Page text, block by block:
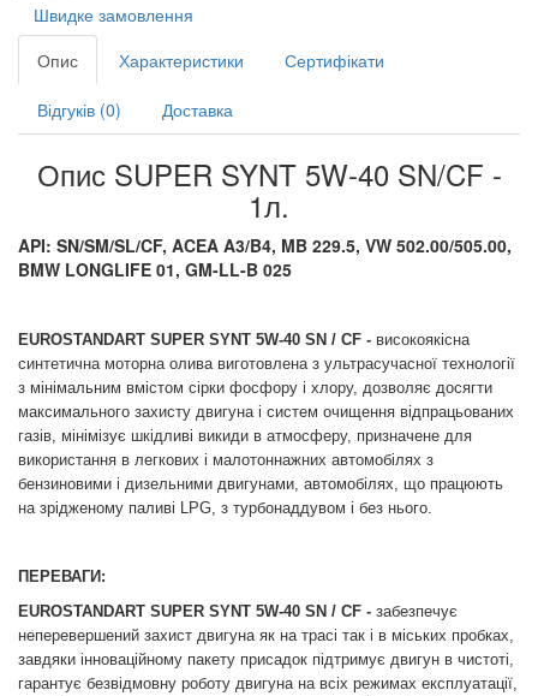
Швидке замовлення
Опис
Характеристики Сертифікати
Відгуків (0) Доставка
Опис SUPER SYNT 5W-40 SN/CF -
1л.
API: SN/SM/SL/CF, ACEA A3/B4, MB 229.5, VW 502.00/505.00,
BMW LONGLIFE 01, GM-LL-B 025
EUROSTANDART SUPER SYNT 5W-40 SN / CF - високоякісна
синтетична моторна олива виготовлена з ультрасучасної технології
з мінімальним вмістом сірки фосфору і хлору, дозволяє досягти
максимального захисту двигуна і систем очищення відпрацьованих
газів, мінімізує шкідливі викиди в атмосферу, призначене для
використання в легкових і малотоннажних автомобілях з
бензиновими і дизельними двигунами, автомобілях, що працюють
на зрідженому паливі LPG, з турбонаддувом і без нього.
ПЕРЕВАГИ:
EUROSTANDART SUPER SYNT 5W-40 SN / CF - забезпечує
неперевершений захист двигуна як на трасі так і в міських пробках,
завдяки інноваційному пакету присадок підтримує двигун в чистоті,
гарантує безвідмовну роботу двигуна на всіх режимах експлуатації,